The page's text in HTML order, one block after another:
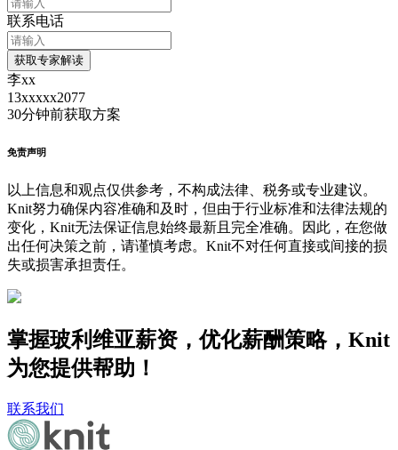
联系电话
获取专家解读
李xx
13xxxxx2077
30分钟前获取方案
免责声明
以上信息和观点仅供参考，不构成法律、税务或专业建议。
Knit努力确保内容准确和及时，但由于行业标准和法律法规的
变化，Knit无法保证信息始终最新且完全准确。因此，在您做
出任何决策之前，请谨慎考虑。Knit不对任何直接或间接的损
失或损害承担责任。
掌握玻利维亚薪资，优化薪酬策略，Knit
为您提供帮助！
联系我们